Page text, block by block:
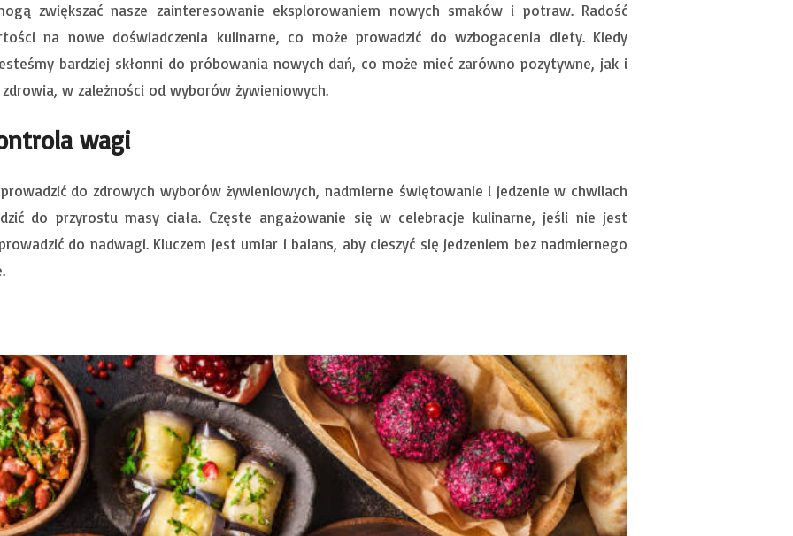
zwiększać nasze zainteresowanie eksplorowaniem nowych smaków i potraw. Radość
na nowe doświadczenia kulinarne, co może prowadzić do wzbogacenia diety. Kiedy
bardziej skłonni do próbowania nowych dań, co może mieć zarówno pozytywne, jak i
w zależności od wyborów żywieniowych.
wagi
do zdrowych wyborów żywieniowych, nadmierne świętowanie i jedzenie w chwilach
do przyrostu masy ciała. Częste angażowanie się w celebracje kulinarne, jeśli nie jest
do nadwagi. Kluczem jest umiar i balans, aby cieszyć się jedzeniem bez nadmiernego